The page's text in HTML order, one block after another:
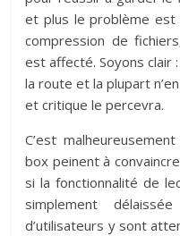
et plus le problème est
compression de
est affecté. Soyons clair
la route et la plupart
et critique le percevra.
C’est
box peinent à
si la fonctionnalité de
simplement
d’utilisateurs y sont